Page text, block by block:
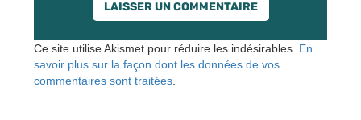
Ce site utilise Akismet pour réduire les indésirables. En
savoir plus sur la façon dont les données de vos
commentaires sont traitées